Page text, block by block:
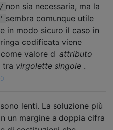
/ non sia necessaria, ma la
' sembra comunque utile
in modo sicuro il caso in
codificata viene
valore di attributo
tra virgolette singole .
lenti. La soluzione più
un margine a doppia cifra